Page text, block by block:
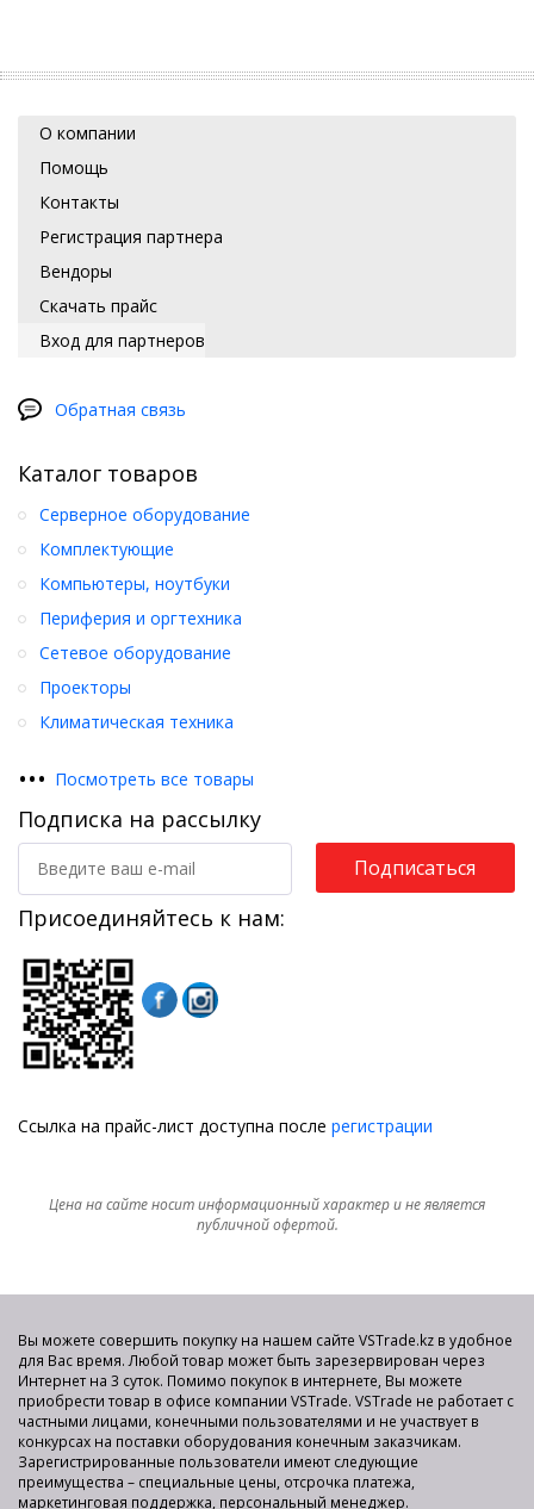
О компании
Помощь
Контакты
Регистрация партнера
Вендоры
Скачать прайс
Вход для партнеров
Обратная связь
Каталог товаров
Серверное оборудование
Комплектующие
Компьютеры, ноутбуки
Периферия и оргтехника
Сетевое оборудование
Проекторы
Климатическая техника
••• Посмотреть все товары
Подписка на рассылку
Подписаться
Присоединяйтесь к нам:
Ссылка на прайс-лист доступна после регистрации
Цена на сайте носит информационный характер и не является
публичной офертой.
Вы можете совершить покупку на нашем сайте VSTrade.kz в удобное
для Вас время. Любой товар может быть зарезервирован через
Интернет на 3 суток. Помимо покупок в интернете, Вы можете
приобрести товар в офисе компании VSTrade. VSTrade не работает с
частными лицами, конечными пользователями и не участвует в
конкурсах на поставки оборудования конечным заказчикам.
Зарегистрированные пользователи имеют следующие
преимущества – специальные цены, отсрочка платежа,
маркетинговая поддержка, персональный менеджер.